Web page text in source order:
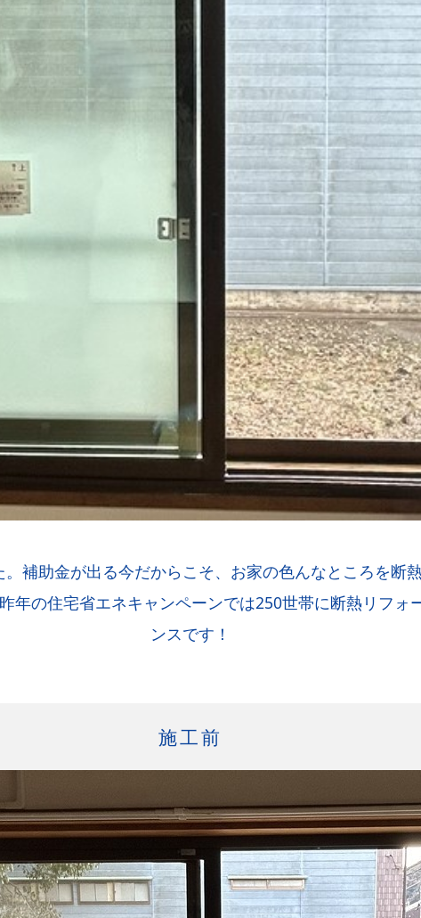
補助金が出る今だからこそ、お家の色んなところを断
年の住宅省エネキャンペーンでは250世帯に断熱リフォ
ンスです！
施工前